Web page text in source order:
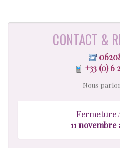
CONTACT &
+33 (0) 6
Nous
Fermeture
11